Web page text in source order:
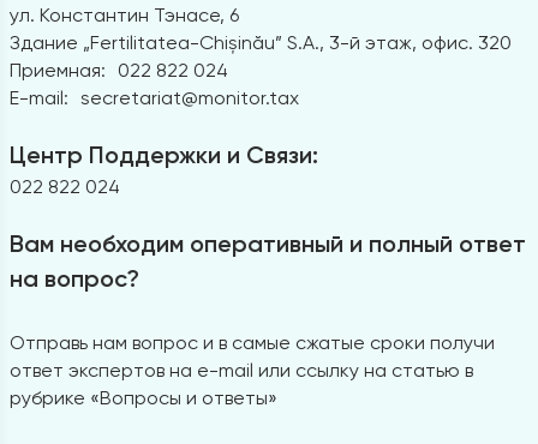
ул. Константин Тэнасе, 6
Здание „Fertilitatea-Chișinău” S.A., 3-й этаж, офис. 320
Приемная:
022 822 024
E-mail: secretariat@monitor.tax
Центр Поддержки и Связи:
022 822 024
Вам необходим оперативный и полный ответ
на вопрос?
Отправь нам вопрос и в самые сжатые сроки получи
ответ экспертов на e-mail или ссылку на статью в
рубрике «Вопросы и ответы»